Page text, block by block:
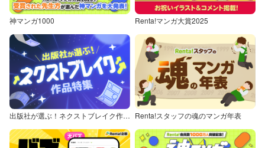
神マンガ1000 Renta!マンガ大賞2025
出版社が選ぶ！ネクストブレイク作品特集 Renta!スタッフの魂のマンガ年表